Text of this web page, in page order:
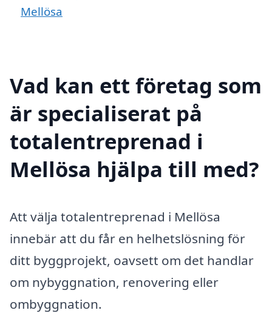
Mellösa
Vad kan ett företag som
är specialiserat på
totalentreprenad i
Mellösa hjälpa till med?
Att välja totalentreprenad i Mellösa
innebär att du får en helhetslösning för
ditt byggprojekt, oavsett om det handlar
om nybyggnation, renovering eller
ombyggnation.